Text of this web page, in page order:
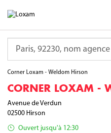
France
Corner Loxam - Weldom Hirson
CORNER LOXAM -
Avenue de Verdun
02500 Hirson
Ouvert jusqu'à 12:30